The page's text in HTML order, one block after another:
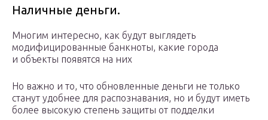
Наличные деньги.
Многим интересно, как будут выглядеть
модифицированные банкноты, какие города
и объекты появятся на них
Но важно и то, что обновленные деньги не только
станут удобнее для распознавания, но и будут иметь
более высокую степень защиты от подделки